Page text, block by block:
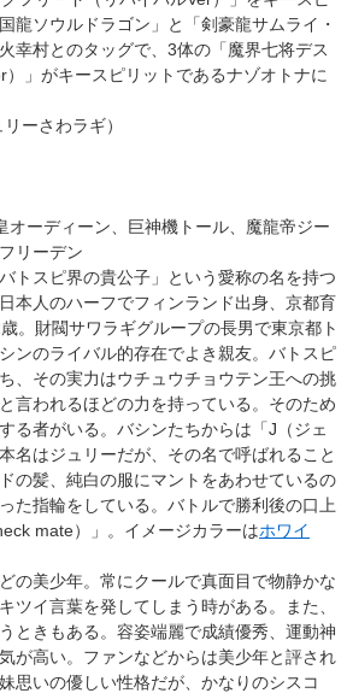
龍ソウルドラゴン」と「剣豪龍サムライ・
幸村とのタッグで、3体の「魔界七将デス
」がキースピリットであるナゾオトナに
ーさわラギ）
オーディーン、 巨神機トール、 魔龍帝ジー
リーデン
トスピ界の貴公子」という愛称の名を持つ
本人のハーフでフィンランド出身、京都育
。財閥サワラギグループの長男で東京都ト
ンのライバル的存在でよき親友。バトスピ
、その実力はウチュウチョウテン王への挑
言われるほどの力を持っている。そのため
る者がいる。バシンたちからは「J（ジェ
名はジュリーだが、その名で呼ばれること
の髪、純白の服にマントをあわせているの
た指輪をしている。バトルで勝利後の口上
mate）」。イメージカラーはホワイ
の美少年。常にクールで真面目で物静かな
ツイ言葉を発してしまう時がある。また、
ときもある。容姿端麗で成績優秀、運動神
が高い。ファンなどからは美少年と評され
思いの優しい性格だが、かなりのシスコ